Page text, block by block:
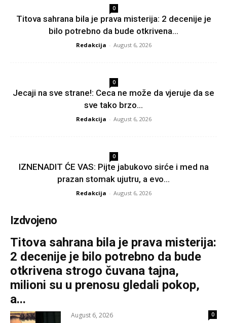
0
Titova sahrana bila je prava misterija: 2 decenije je
bilo potrebno da bude otkrivena...
Redakcija - August 6, 2026
0
Jecaji na sve strane!: Ceca ne može da vjeruje da se
sve tako brzo...
Redakcija - August 6, 2026
0
IZNENADIT ĆE VAS: Pijte jabukovo sirće i med na
prazan stomak ujutru, a evo...
Redakcija - August 6, 2026
Izdvojeno
Titova sahrana bila je prava misterija:
2 decenije je bilo potrebno da bude
otkrivena strogo čuvana tajna,
milioni su u prenosu gledali pokop,
a...
August 6, 2026 0